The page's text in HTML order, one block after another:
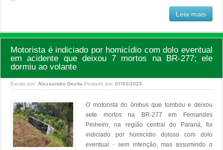
Leia mais
Motorista é indiciado por homicídio com dolo eventual
em acidente que deixou 7 mortos na BR-277; ele
dormiu ao volante
Escrito por: Alexsandro Devita Postado em: 07/03/2023
O motorista do ônibus que tombou e deixou
sete mortos na BR-277 em Fernandes
Pinheiro, na região central do Paraná, foi
indiciado por homicídio doloso com dolo
eventual - sem intenção, mas assumindo o